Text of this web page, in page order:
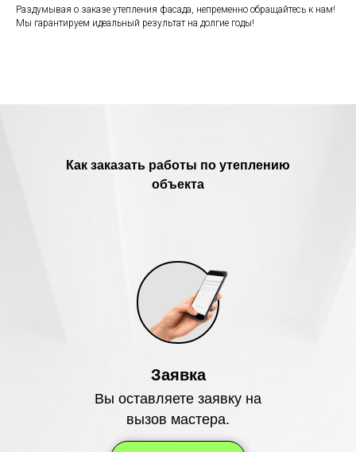
Раздумывая о заказе утепления фасада, непременно обращайтесь к нам!
Мы гарантируем идеальный результат на долгие годы!
Вы оставляете заявку на
вызов мастера.
Заявка
Как заказать работы по утеплению
объекта